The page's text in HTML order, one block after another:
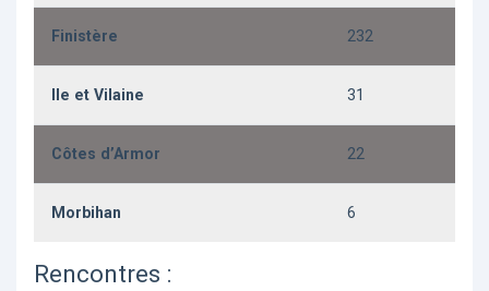
Finistère 232
Ile et Vilaine 31
Côtes d’Armor 22
Morbihan 6
Rencontres :